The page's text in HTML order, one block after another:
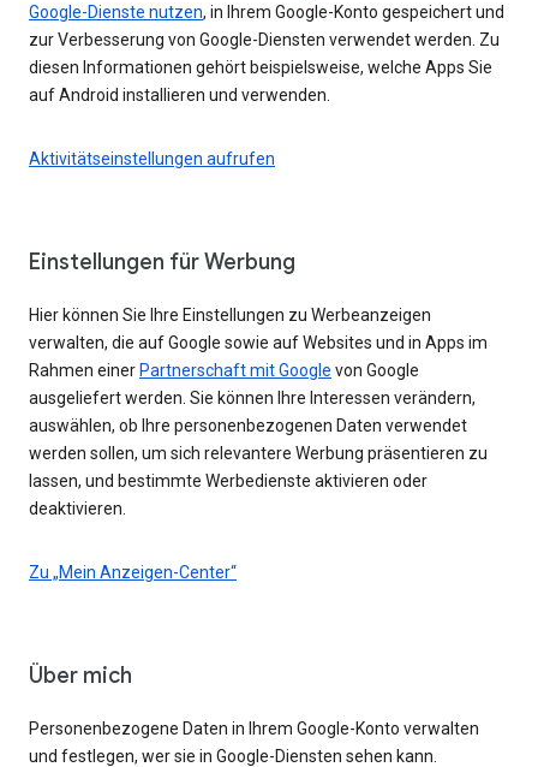
Google-Dienste nutzen, in Ihrem Google-Konto gespeichert und
zur Verbesserung von Google-Diensten verwendet werden. Zu
diesen Informationen gehört beispielsweise, welche Apps Sie
auf Android installieren und verwenden.
Aktivitätseinstellungen aufrufen
Einstellungen für Werbung
Hier können Sie Ihre Einstellungen zu Werbeanzeigen
verwalten, die auf Google sowie auf Websites und in Apps im
Rahmen einer Partnerschaft mit Google von Google
ausgeliefert werden. Sie können Ihre Interessen verändern,
auswählen, ob Ihre personenbezogenen Daten verwendet
werden sollen, um sich relevantere Werbung präsentieren zu
lassen, und bestimmte Werbedienste aktivieren oder
deaktivieren.
Zu „Mein Anzeigen-Center“
Über mich
Personenbezogene Daten in Ihrem Google-Konto verwalten
und festlegen, wer sie in Google-Diensten sehen kann.